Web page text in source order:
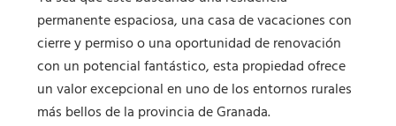
permanente espaciosa, una casa de vacaciones con
cierre y permiso o una oportunidad de renovación
con un potencial fantástico, esta propiedad ofrece
un valor excepcional en uno de los entornos rurales
más bellos de la provincia de Granada.